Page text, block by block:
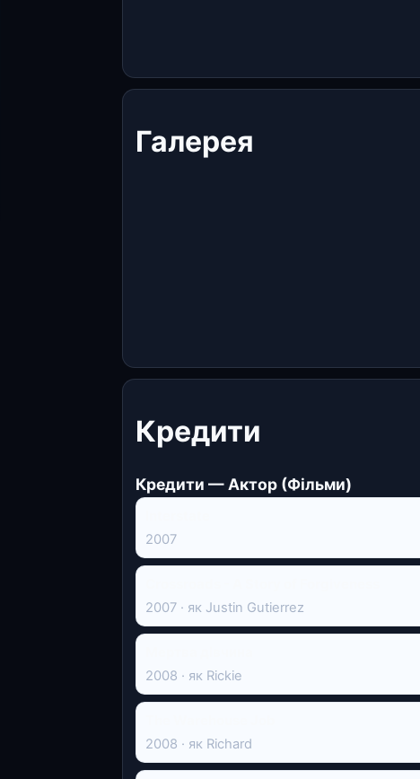
Галерея
Кредити
Кредити — Актор (Фільми)
2007
2007 · як Justin Gutierrez
2008 · як Rickie
2008 · як Richard